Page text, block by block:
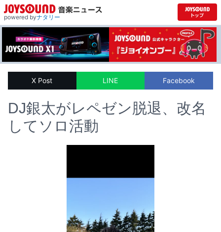
powered byナタリー
X Post LINE Facebook
DJ銀太がレペゼン脱退、改名
してソロ活動